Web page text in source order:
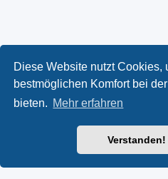
Diese Website nutzt Cookies,
bestmöglichen Komfort bei
bieten. Mehr erfahren
Verstanden!